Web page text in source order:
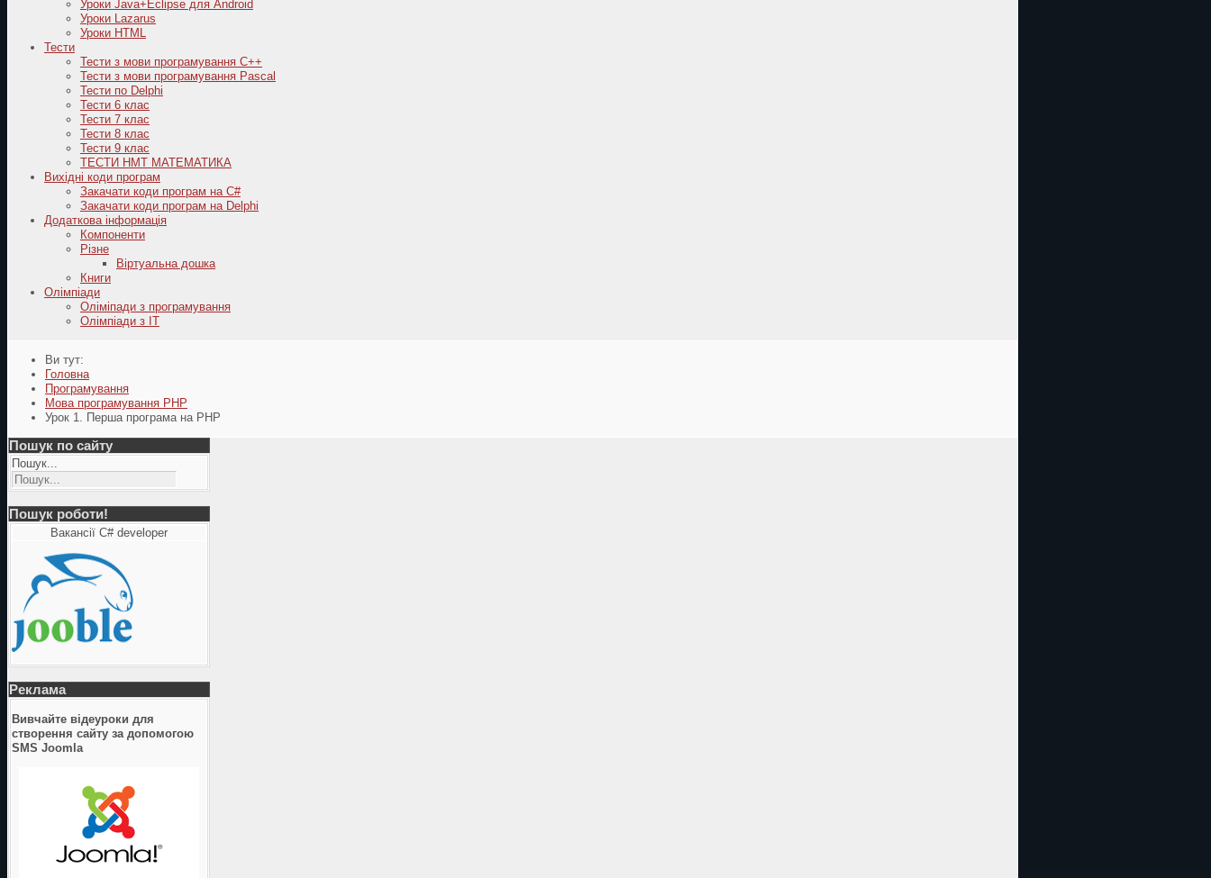
Уроки Java+Eclipse для Android
Уроки Lazarus
Уроки HTML
Тести
Тести з мови програмування C++
Тести з мови програмування Pascal
Тести по Delphi
Тести 6 клас
Тести 7 клас
Тести 8 клас
Тести 9 клас
ТЕСТИ НМТ МАТЕМАТИКА
Вихідні коди програм
Закачати коди програм на C#
Закачати коди програм на Delphi
Додаткова інформація
Компоненти
Різне
Віртуальна дошка
Книги
Олімпіади
Оліміпади з програмування
Олімпіади з ІТ
Ви тут:
Головна
Програмування
Мова програмування PHP
Урок 1. Перша програма на PHP
Пошук по сайту
Пошук...
Пошук роботи!
Вакансії C# developer
Реклама
Вивчайте відеуроки для
створення сайту за допомогою
SMS Joomla